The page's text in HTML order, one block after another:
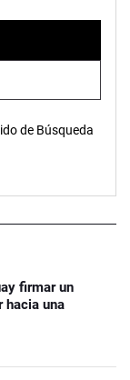
de Búsqueda
firmar un
hacia una